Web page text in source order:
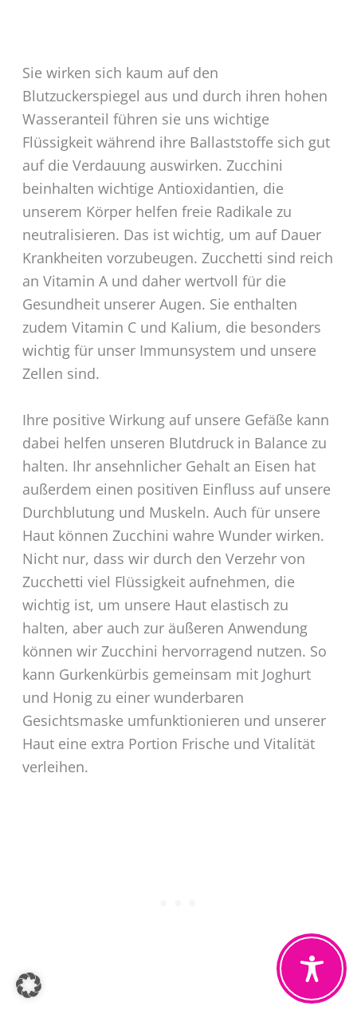
Sie wirken sich kaum auf den
Blutzuckerspiegel aus und durch ihren hohen
Wasseranteil führen sie uns wichtige
Flüssigkeit während ihre Ballaststoffe sich gut
auf die Verdauung auswirken. Zucchini
beinhalten wichtige Antioxidantien, die
unserem Körper helfen freie Radikale zu
neutralisieren. Das ist wichtig, um auf Dauer
Krankheiten vorzubeugen. Zucchetti sind reich
an Vitamin A und daher wertvoll für die
Gesundheit unserer Augen. Sie enthalten
zudem Vitamin C und Kalium, die besonders
wichtig für unser Immunsystem und unsere
Zellen sind.
Ihre positive Wirkung auf unsere Gefäße kann
dabei helfen unseren Blutdruck in Balance zu
halten. Ihr ansehnlicher Gehalt an Eisen hat
außerdem einen positiven Einfluss auf unsere
Durchblutung und Muskeln. Auch für unsere
Haut können Zucchini wahre Wunder wirken.
Nicht nur, dass wir durch den Verzehr von
Zucchetti viel Flüssigkeit aufnehmen, die
wichtig ist, um unsere Haut elastisch zu
halten, aber auch zur äußeren Anwendung
können wir Zucchini hervorragend nutzen. So
kann Gurkenkürbis gemeinsam mit Joghurt
und Honig zu einer wunderbaren
Gesichtsmaske umfunktionieren und unserer
Haut eine extra Portion Frische und Vitalität
verleihen.